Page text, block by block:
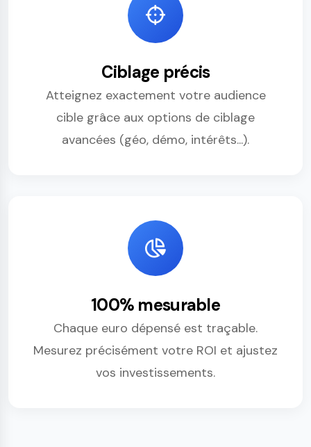
Ciblage précis
Atteignez exactement votre audience
cible grâce aux options de ciblage
avancées (géo, démo, intérêts...).
100% mesurable
Chaque euro dépensé est traçable.
Mesurez précisément votre ROI et ajustez
vos investissements.